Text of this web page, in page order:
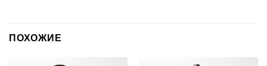
ПОХОЖИЕ